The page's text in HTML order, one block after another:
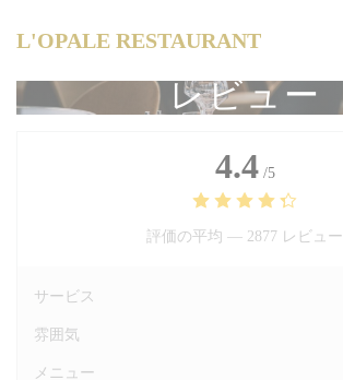
L'OPALE RESTAURANT
レビュー
4.4 /5
評価の平均 — 2877 レビュー
サービス
雰囲気
メニュー